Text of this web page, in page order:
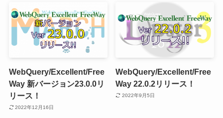
WebQuery/Excellent/Free
Way 新バージョン23.0.0リ
リース！
2022年12月16日
WebQuery/Excellent/Free
Way 22.0.2リリース！
2022年9月5日